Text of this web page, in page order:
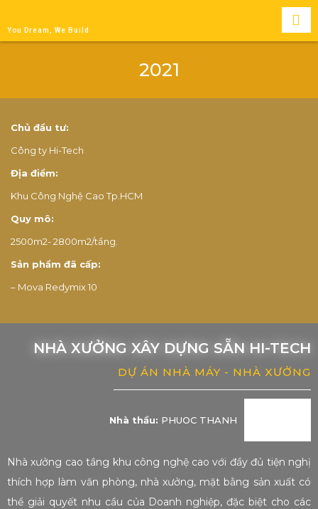
You Dream, We Build
2021
Chủ đầu tư:
Công ty Hi-Tech
Địa điểm:
Khu Công Nghệ Cao Tp.HCM
Quy mô:
2500m2- 2800m2/tầng.
Sản phẩm đã cấp:
– Mova Redymix 10
NHÀ XƯỞNG XÂY DỰNG SẴN HI-TECH
DỰ ÁN NHÀ MÁY - NHÀ XƯỞNG
Nhà thầu: PHUOC THANH
Nhà xưởng cao tầng khu công nghệ cao với đầy đủ tiện nghị
thích hợp làm văn phòng, nhà xưởng, mặt bằng sản xuất có
thể giải quyết nhu cầu của Doanh nghiệp, đặc biệt cho các